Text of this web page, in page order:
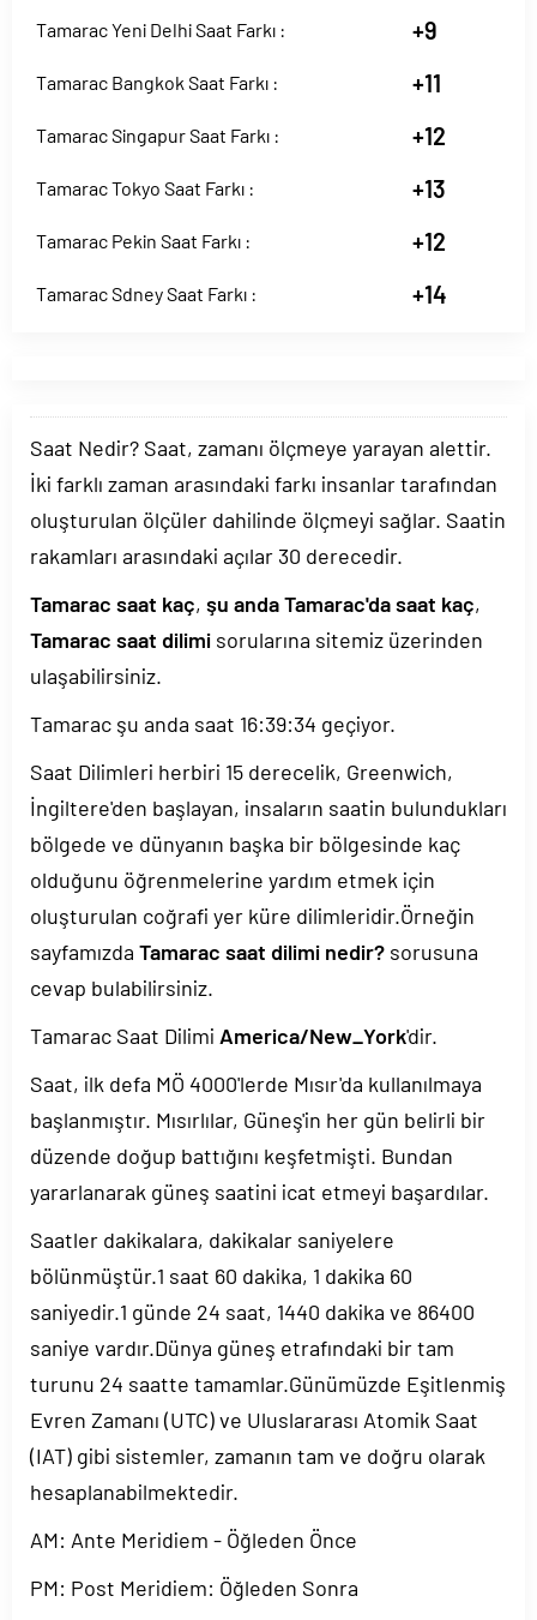
Tamarac Yeni Delhi Saat Farkı : +9
Tamarac Bangkok Saat Farkı : +11
Tamarac Singapur Saat Farkı : +12
Tamarac Tokyo Saat Farkı : +13
Tamarac Pekin Saat Farkı : +12
Tamarac Sdney Saat Farkı : +14
Saat Nedir? Saat, zamanı ölçmeye yarayan alettir.
İki farklı zaman arasındaki farkı insanlar tarafından
oluşturulan ölçüler dahilinde ölçmeyi sağlar. Saatin
rakamları arasındaki açılar 30 derecedir.
Tamarac saat kaç, şu anda Tamarac'da saat kaç,
Tamarac saat dilimi sorularına sitemiz üzerinden
ulaşabilirsiniz.
Tamarac şu anda saat 16:39:34 geçiyor.
Saat Dilimleri herbiri 15 derecelik, Greenwich,
İngiltere'den başlayan, insaların saatin bulundukları
bölgede ve dünyanın başka bir bölgesinde kaç
olduğunu öğrenmelerine yardım etmek için
oluşturulan coğrafi yer küre dilimleridir.Örneğin
sayfamızda Tamarac saat dilimi nedir? sorusuna
cevap bulabilirsiniz.
Tamarac Saat Dilimi America/New_York'dir.
Saat, ilk defa MÖ 4000'lerde Mısır'da kullanılmaya
başlanmıştır. Mısırlılar, Güneş'in her gün belirli bir
düzende doğup battığını keşfetmişti. Bundan
yararlanarak güneş saatini icat etmeyi başardılar.
Saatler dakikalara, dakikalar saniyelere
bölünmüştür.1 saat 60 dakika, 1 dakika 60
saniyedir.1 günde 24 saat, 1440 dakika ve 86400
saniye vardır.Dünya güneş etrafındaki bir tam
turunu 24 saatte tamamlar.Günümüzde Eşitlenmiş
Evren Zamanı (UTC) ve Uluslararası Atomik Saat
(IAT) gibi sistemler, zamanın tam ve doğru olarak
hesaplanabilmektedir.
AM: Ante Meridiem - Öğleden Önce
PM: Post Meridiem: Öğleden Sonra